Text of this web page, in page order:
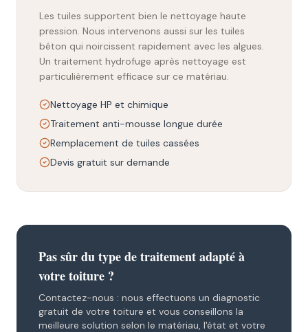
Les tuiles supportent bien le nettoyage haute
pression. Nous intervenons aussi sur les tuiles
béton qui noircissent rapidement avec les algues.
Un traitement hydrofuge après nettoyage est
particulièrement efficace sur ce matériau.
Nettoyage HP et chimique
Traitement anti-mousse longue durée
Remplacement de tuiles cassées
Devis gratuit sur demande
Pas sûr du type de traitement adapté à
votre toiture ?
Contactez-nous : nous effectuons un diagnostic
gratuit de votre toiture et vous conseillons la
meilleure solution selon le matériau, l'état et votre